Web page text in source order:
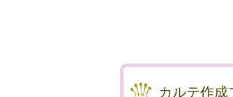
カルテ作